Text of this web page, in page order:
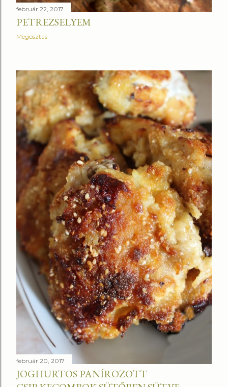
február 22, 2017
PETREZSELYEM
Megosztás
február 20, 2017
JOGHURTOS PANÍROZOTT